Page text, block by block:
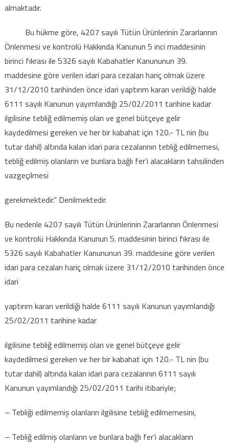
almaktadır.
Bu hükme göre, 4207 sayılı Tütün Ürünlerinin Zararlarının
Önlenmesi ve kontrolü Hakkında Kanunun 5 inci maddesinin
birinci fıkrası ile 5326 sayılı Kabahatler Kanununun 39.
maddesine göre verilen idari para cezaları hariç olmak üzere
31/12/2010 tarihinden önce idari yaptırım kararı verildiği halde
6111 sayılı Kanunun yayımlandığı 25/02/2011 tarihine kadar
ilgilisine tebliğ edilmemiş olan ve genel bütçeye gelir
kaydedilmesi gereken ve her bir kabahat için 120.- TL nin (bu
tutar dahil) altında kalan idari para cezalarının tebliğ edilmemesi,
tebliğ edilmiş olanların ve bunlara bağlı fer’i alacakların tahsilinden
vazgeçilmesi
gerekmektedir.” Denilmektedir.
Bu nedenle 4207 sayılı Tütün Ürünlerinin Zararlarının Önlenmesi
ve kontrolü Hakkında Kanunun 5. maddesinin birinci fıkrası ile
5326 sayılı Kabahatler Kanununun 39. maddesine göre verilen
idari para cezaları hariç olmak üzere 31/12/2010 tarihinden önce
idari
yaptırım kararı verildiği halde 6111 sayılı Kanunun yayımlandığı
25/02/2011 tarihine kadar
ilgilisine tebliğ edilmemiş olan ve genel bütçeye gelir
kaydedilmesi gereken ve her bir kabahat için 120.- TL nin (bu
tutar dahil) altında kalan idari para cezalarının 6111 sayılı
Kanunun yayımlandığı 25/02/2011 tarihi itibariyle;
– Tebliği edilmemiş olanların ilgilisine tebliğ edilmemesini,
– Tebliğ edilmiş olanların ve bunlara bağlı fer’i alacakların